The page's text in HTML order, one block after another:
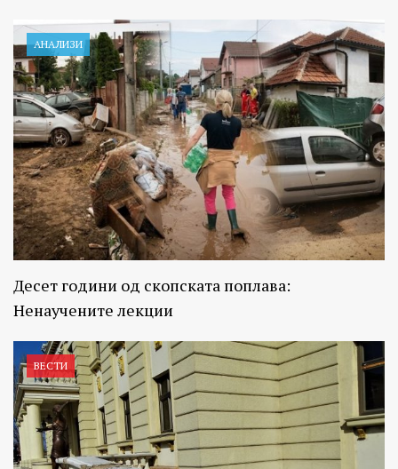
АНАЛИЗИ
Десет години од скопската поплава:
Ненаучените лекции
ВЕСТИ